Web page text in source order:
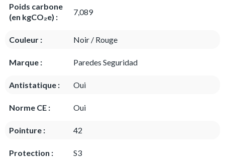
Poids carbone
(en kgCO₂e) :
7,089
Couleur : Noir / Rouge
Marque : Paredes Seguridad
Antistatique : Oui
Norme CE : Oui
Pointure : 42
Protection : S3